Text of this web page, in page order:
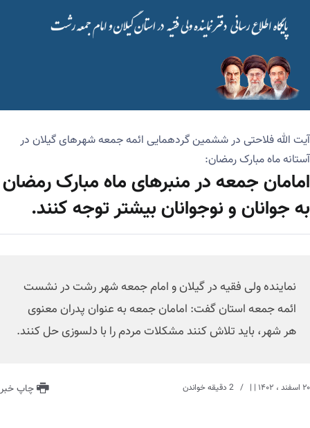
آیت الله فلاحتی در ششمین گردهمایی ائمه جمعه شهر‌های گیلان در
آستانه ماه مبارک رمضان:
امامان جمعه در منبر‌های ماه مبارک رمضان
به جوانان و نوجوانان بیشتر توجه کنند.
نماینده ولی فقیه در گیلان و امام جمعه شهر رشت در نشست
ائمه جمعه استان گفت: امامان جمعه به عنوان پدران معنوی
هر شهر، باید تلاش کنند مشکلات مردم را با دلسوزی حل کنند.
۲۰ اسفند ، ۱۴۰۲ | | چاپ خبر